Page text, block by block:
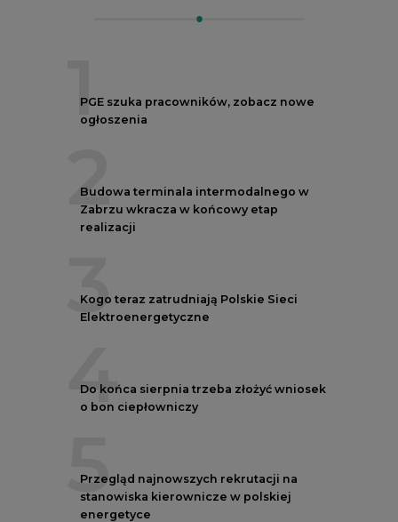
1
PGE szuka pracowników, zobacz nowe
ogłoszenia
2
Budowa terminala intermodalnego w
Zabrzu wkracza w końcowy etap
realizacji
3
Kogo teraz zatrudniają Polskie Sieci
Elektroenergetyczne
4
Do końca sierpnia trzeba złożyć wniosek
o bon ciepłowniczy
5
Przegląd najnowszych rekrutacji na
stanowiska kierownicze w polskiej
energetyce